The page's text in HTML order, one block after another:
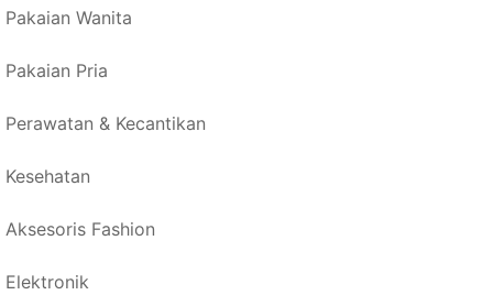
Pakaian Wanita
Pakaian Pria
Perawatan & Kecantikan
Kesehatan
Aksesoris Fashion
Elektronik